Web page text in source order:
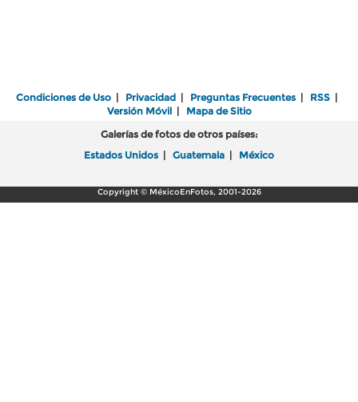
Condiciones de Uso | Privacidad | Preguntas Frecuentes | RSS |
Versión Móvil| Mapa de Sitio
Galerías de fotos de otros países:
Estados Unidos | Guatemala | México
Copyright © MéxicoEnFotos, 2001-2026